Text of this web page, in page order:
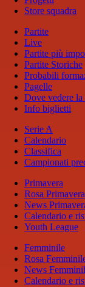
Store squadra
Partite
Live
Partite più
Partite Storiche
Probabili
Pagelle
Dove vedere la
Info biglietti
Serie A
Calendario
Classifica
Campionati
Primavera
Rosa Primavera
News
Calendario e
Youth League
Femminile
Rosa
News
Calendario e